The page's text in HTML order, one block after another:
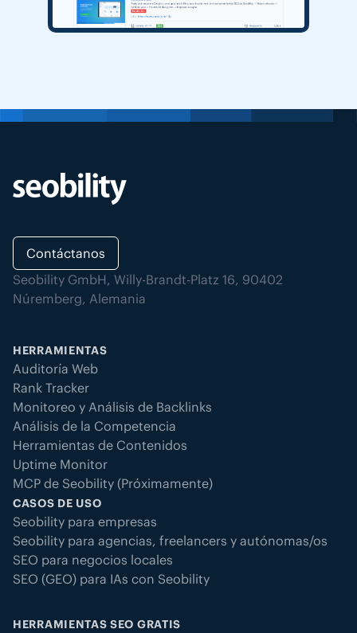
Contáctanos
Seobility GmbH, Willy-Brandt-Platz 16, 90402
Núremberg, Alemania
HERRAMIENTAS
Auditoría Web
Rank Tracker
Monitoreo y Análisis de Backlinks
Análisis de la Competencia
Herramientas de Contenidos
Uptime Monitor
MCP de Seobility (Próximamente)
CASOS DE USO
Seobility para empresas
Seobility para agencias, freelancers y autónomas/os
SEO para negocios locales
SEO (GEO) para IAs con Seobility
HERRAMIENTAS SEO GRATIS